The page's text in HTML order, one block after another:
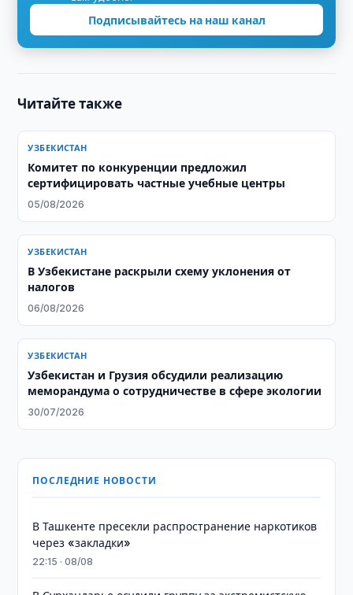
Подписывайтесь на наш канал
Читайте также
УЗБЕКИСТАН
Комитет по конкуренции предложил
сертифицировать частные учебные центры
05/08/2026
УЗБЕКИСТАН
В Узбекистане раскрыли схему уклонения от
налогов
06/08/2026
УЗБЕКИСТАН
Узбекистан и Грузия обсудили реализацию
меморандума о сотрудничестве в сфере экологии
30/07/2026
ПОСЛЕДНИЕ НОВОСТИ
В Ташкенте пресекли распространение наркотиков
через «закладки»
22:15 · 08/08